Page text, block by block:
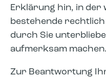
Erklärung hin, in der
bestehende
durch Sie
aufmerksam machen.
Zur Beantwortung